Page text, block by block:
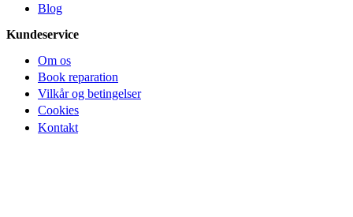
Blog
Kundeservice
Om os
Book reparation
Vilkår og betingelser
Cookies
Kontakt